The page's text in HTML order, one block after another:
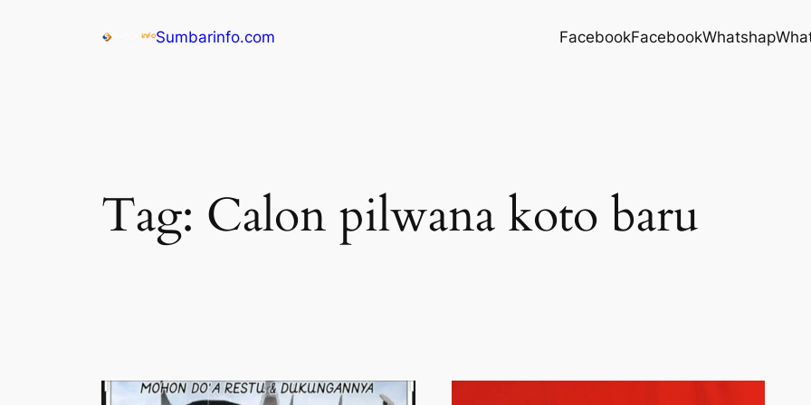
Sumbarinfo.com FacebookFacebookWhatshap
Tag: Calon pilwana koto baru